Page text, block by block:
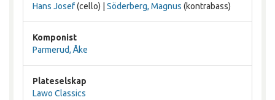
Hans Josef(cello) | Söderberg, Magnus (kontrabass)
Komponist
Parmerud, Åke
Plateselskap
Lawo Classics